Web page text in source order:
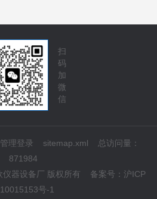
扫
码
加
微
信
管理登录 sitemap.xml
总访问量：
871984
器设备厂 版权所有 备案号： 沪ICP
号-1